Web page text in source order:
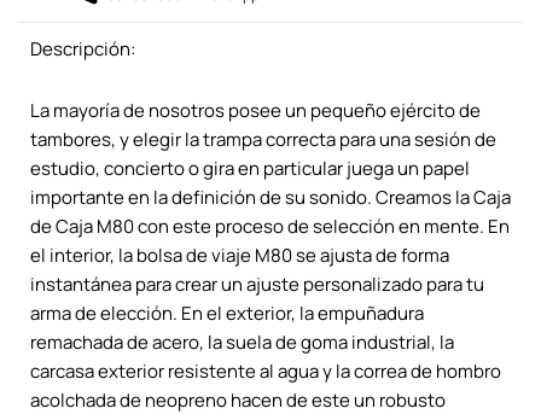
Descripción:
La mayoría de nosotros posee un pequeño ejército de
tambores, y elegir la trampa correcta para una sesión de
estudio, concierto o gira en particular juega un papel
importante en la definición de su sonido. Creamos la Caja
de Caja M80 con este proceso de selección en mente. En
el interior, la bolsa de viaje M80 se ajusta de forma
instantánea para crear un ajuste personalizado para tu
arma de elección. En el exterior, la empuñadura
remachada de acero, la suela de goma industrial, la
carcasa exterior resistente al agua y la correa de hombro
acolchada de neopreno hacen de este un robusto